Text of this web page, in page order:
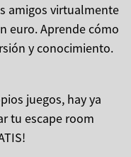
amigos virtualmente
euro. Aprende cómo
y conocimiento.
juegos, hay ya
tu escape room